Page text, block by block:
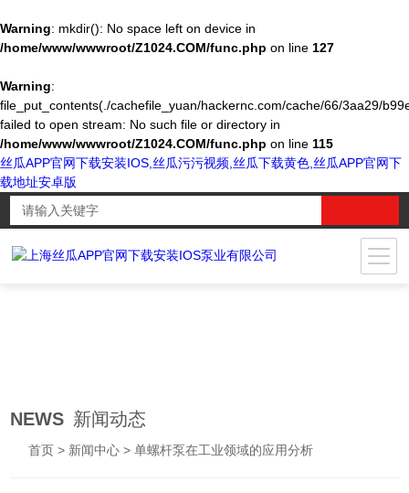
Warning: mkdir(): No space left on device in
/home/www/wwwroot/Z1024.COM/func.php on line 127
Warning:
file_put_contents(./cachefile_yuan/hackernc.com/cache/66/3aa29/
failed to open stream: No such file or directory in
/home/www/wwwroot/Z1024.COM/func.php on line 115
丝瓜APP官网下载安装IOS,丝瓜污污视频,丝瓜下载黄色,丝瓜APP官网下
载地址安卓版
NEWS 新闻动态
首页 > 新闻中心 > 单螺杆泵在工业领域的应用分析